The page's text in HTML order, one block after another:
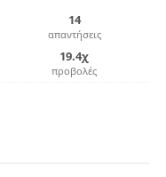
14
απαντήσεις
19.4χ
προβολές